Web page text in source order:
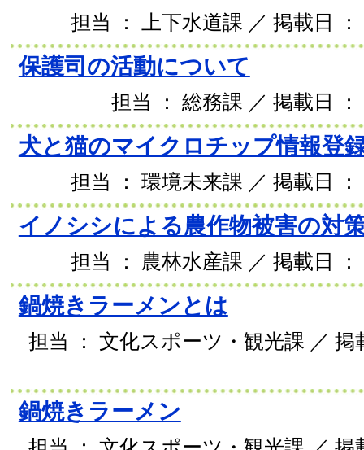
担当 ： 上下水道課 ／ 掲載日 ：
保護司の活動について
担当 ： 総務課 ／ 掲載日
犬と猫のマイクロチップ情報登
担当 ： 環境未来課 ／ 掲載日 ：
イノシシによる農作物被害の対
担当 ： 農林水産課 ／ 掲載日 ：
鍋焼きラーメンとは
担当 ： 文化スポーツ・観光課 ／ 掲
鍋焼きラーメン